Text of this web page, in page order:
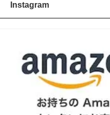
Instagram